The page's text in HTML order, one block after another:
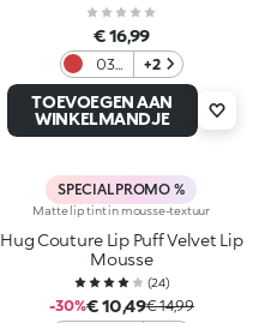
€ 16,99
03
Red
Heels
+2
TOEVOEGEN AAN
WINKELMANDJE
SPECIAL PROMO %
Matte lip tint in mousse-textuur
Hug Couture Lip Puff Velvet Lip
Mousse
(24)
-30%€ 10,49€ 14,99